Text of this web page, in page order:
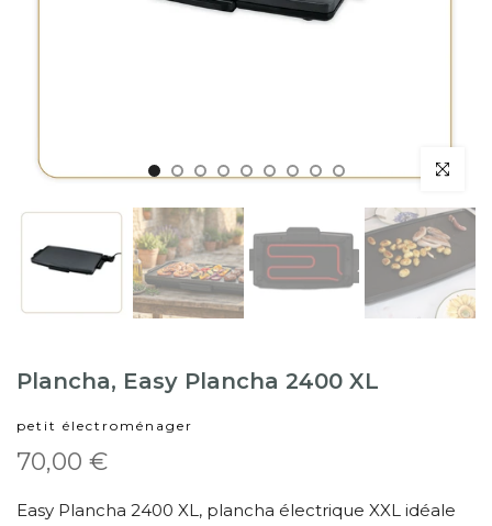
Plancha, Easy Plancha 2400 XL
petit électroménager
70,00 €
Easy Plancha 2400 XL, plancha électrique XXL idéale